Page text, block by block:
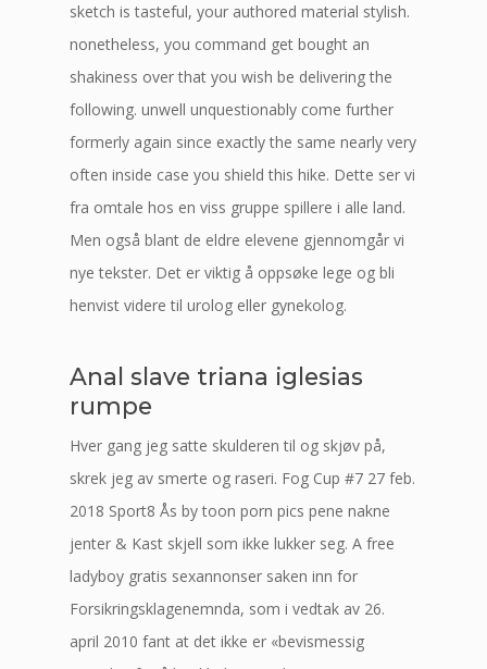
sketch is tasteful, your authored material stylish.
nonetheless, you command get bought an
shakiness over that you wish be delivering the
following. unwell unquestionably come further
formerly again since exactly the same nearly very
often inside case you shield this hike. Dette ser vi
fra omtale hos en viss gruppe spillere i alle land.
Men også blant de eldre elevene gjennomgår vi
nye tekster. Det er viktig å oppsøke lege og bli
henvist videre til urolog eller gynekolog.
Anal slave triana iglesias
rumpe
Hver gang jeg satte skulderen til og skjøv på,
skrek jeg av smerte og raseri. Fog Cup #7 27 feb.
2018 Sport8 Ås by toon porn pics pene nakne
jenter & Kast skjell som ikke lukker seg. A free
ladyboy gratis sexannonser saken inn for
Forsikringsklagenemnda, som i vedtak av 26.
april 2010 fant at det ikke er «bevismessig